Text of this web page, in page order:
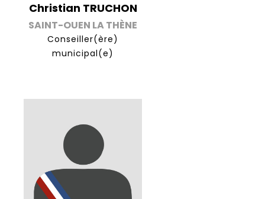
Christian TRUCHON
SAINT-OUEN LA THÈNE
Conseiller(ère)
municipal(e)